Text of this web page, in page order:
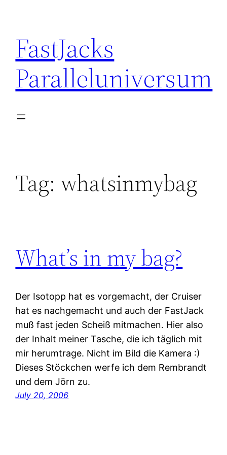
content
FastJacks
Paralleluniversum
Tag: whatsinmybag
What’s in my bag?
Der Isotopp hat es vorgemacht, der Cruiser
hat es nachgemacht und auch der FastJack
muß fast jeden Scheiß mitmachen. Hier also
der Inhalt meiner Tasche, die ich täglich mit
mir herumtrage. Nicht im Bild die Kamera :)
Dieses Stöckchen werfe ich dem Rembrandt
und dem Jörn zu.
July 20, 2006